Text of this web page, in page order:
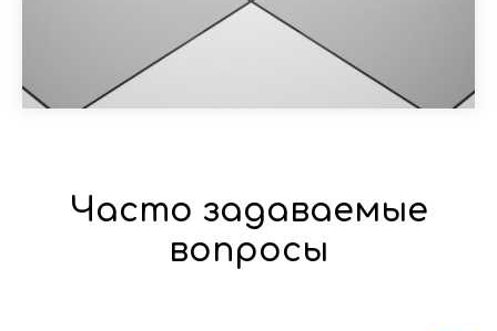
Часто задаваемые
вопросы